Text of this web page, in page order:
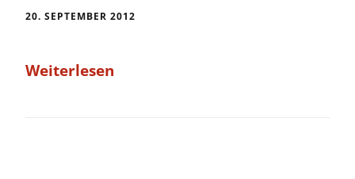
20. SEPTEMBER 2012
Weiterlesen